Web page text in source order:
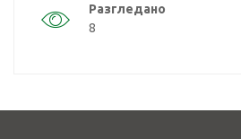
Разгледано
8